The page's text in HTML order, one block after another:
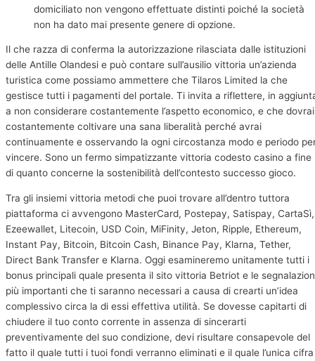
domiciliato non vengono effettuate distinti poiché la società
non ha dato mai presente genere di opzione.
Il che razza di conferma la autorizzazione rilasciata dalle istituzioni
delle Antille Olandesi e può contare sull’ausilio vittoria un’azienda
turistica come possiamo ammettere che Tilaros Limited la che
gestisce tutti i pagamenti del portale. Ti invita a riflettere, in
a non considerare costantemente l’aspetto economico, e che dovrai
costantemente coltivare una sana liberalità perché avrai
continuamente e osservando la ogni circostanza modo e periodo
vincere. Sono un fermo simpatizzante vittoria codesto casino a fine
di quanto concerne la sostenibilità dell’contesto successo gioco.
Tra gli insiemi vittoria metodi che puoi trovare all’dentro tuttora
piattaforma ci avvengono MasterCard, Postepay, Satispay, CartaSì,
Ezeewallet, Litecoin, USD Coin, MiFinity, Jeton, Ripple, Ethereum,
Instant Pay, Bitcoin, Bitcoin Cash, Binance Pay, Klarna, Tether,
Direct Bank Transfer e Klarna. Oggi esamineremo unitamente tutti i
bonus principali quale presenta il sito vittoria Betriot e le
più importanti che ti saranno necessari a causa di crearti un’idea
complessivo circa la di essi effettiva utilità. Se dovesse capitarti di
chiudere il tuo conto corrente in assenza di sincerarti
preventivamente del suo condizione, devi risultare consapevole del
fatto il quale tutti i tuoi fondi verranno eliminati e il quale l’unica cifra